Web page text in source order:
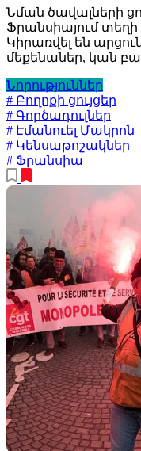
Նման ծավալների
Ֆրանսիայում տեղի
Կիրառվել են
մեքենաներ, կան
Նորություններ
# Բողոքի ցույցեր
# Գործադուլներ
# Էմանուել Մակրոն
# Կենսաթոշակներ
# Ֆրանսիա